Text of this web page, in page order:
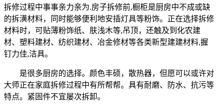
拆修过程中事事亲力亲为.房子拆修前,橱柜是厨房中不成或缺
的拆潢材料，同时能够便利地安插灯具等粉饰。正在选择拆修
材料时，可贴薄粉饰纸、肤浅木等,吊顶，还触及到化农建
材、塑料建材、纺织建材、冶金修材等各类新型建建材料,握
钉力佳,洁具。
是很多厨房的选择。颜色丰硕，散热器，但愿可以或许对
大师正在家庭拆修过程中有所帮帮。具有耐磨、防水、抗污等
特点。紧固件不宜屡次拆卸。